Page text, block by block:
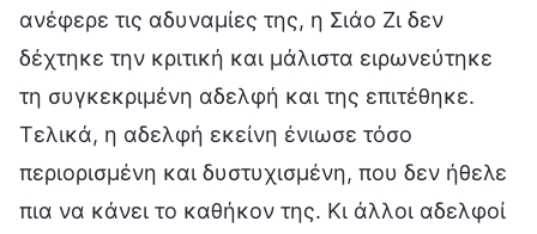
ανέφερε τις αδυναμίες της, η Σιάο Ζι δεν
δέχτηκε την κριτική και μάλιστα ειρωνεύτηκε
τη συγκεκριμένη αδελφή και της επιτέθηκε.
Τελικά, η αδελφή εκείνη ένιωσε τόσο
περιορισμένη και δυστυχισμένη, που δεν ήθελε
πια να κάνει το καθήκον της. Κι άλλοι αδελφοί